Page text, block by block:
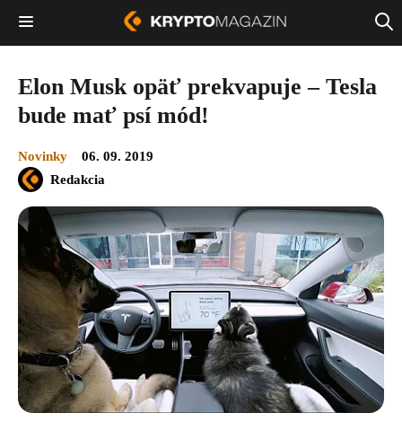
Elon Musk opäť prekvapuje – Tesla
bude mať psí mód!
Novinky
06. 09. 2019
Redakcia